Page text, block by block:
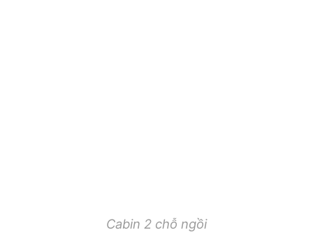
Cabin 2 chỗ ngồi